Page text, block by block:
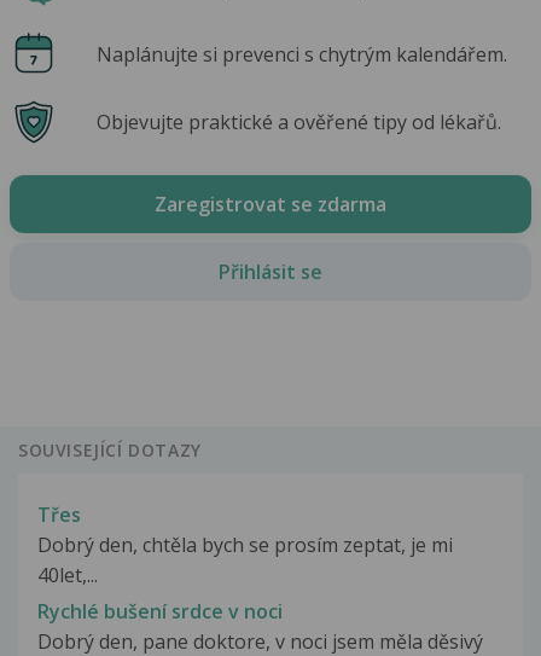
Naplánujte si prevenci s chytrým kalendářem.
Objevujte praktické a ověřené tipy od lékařů.
Zaregistrovat se zdarma
Přihlásit se
SOUVISEJÍCÍ DOTAZY
Třes
Dobrý den, chtěla bych se prosím zeptat, je mi
40let,...
Rychlé bušení srdce v noci
Dobrý den, pane doktore, v noci jsem měla děsivý